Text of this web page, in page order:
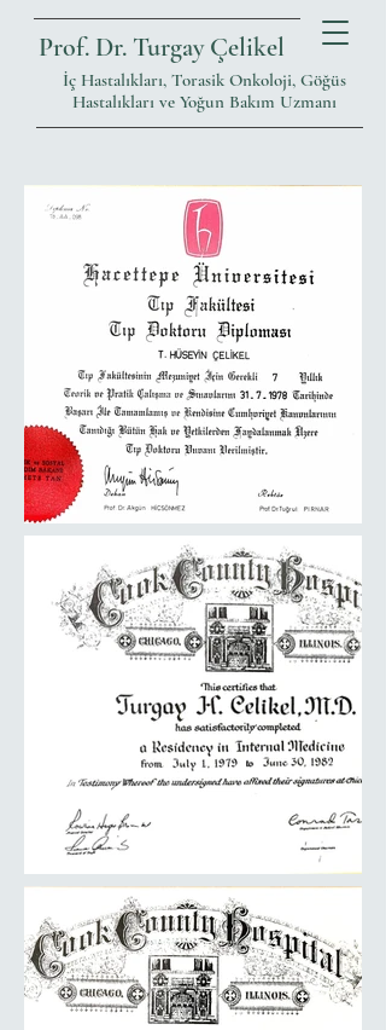
Prof. Dr. Turgay Çelikel
İç Hastalıkları, Torasik Onkoloji, Göğüs
Hastalıkları ve Yoğun Bakım Uzmanı